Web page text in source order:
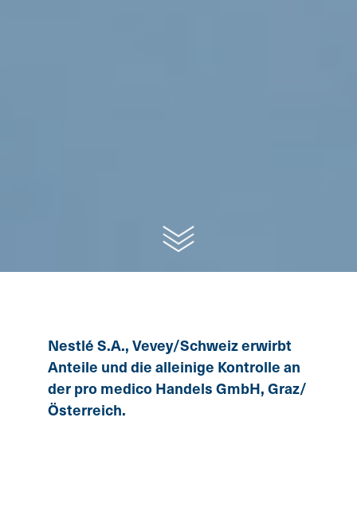
Nest­lé S.A., Ve­vey/Schweiz erwirbt
An­tei­le und die al­lei­ni­ge Kon­trol­le an
der pro me­di­co Han­dels GmbH, Graz/
Ös­ter­reich.